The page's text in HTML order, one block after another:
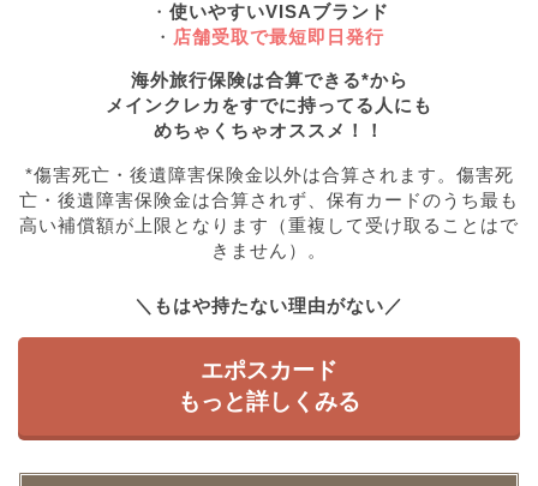
・ 使いやすいVISAブランド
・ 店舗受取で最短即日発行
海外旅行保険は合算できる*から
メインクレカをすでに持ってる人にも
めちゃくちゃオススメ！！
*傷害死亡・後遺障害保険金以外は合算されます。傷害死
亡・後遺障害保険金は合算されず、保有カードのうち最も
高い補償額が上限となります（重複して受け取ることはで
きません）。
＼もはや持たない理由がない／
エポスカード
もっと詳しくみる